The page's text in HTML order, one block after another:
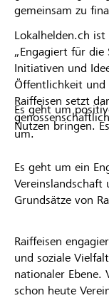
gemeinsam zu
Lokalhelden.ch
„Engagiert für die
Initiativen und
Öffentlichkeit und
Raiffeisen setzt
um.
Es geht um
Nutzen bringen.
Es geht um ein
Vereinslandschaft
Grundsätze von
Raiffeisen
und soziale
nationaler Ebene.
schon heute